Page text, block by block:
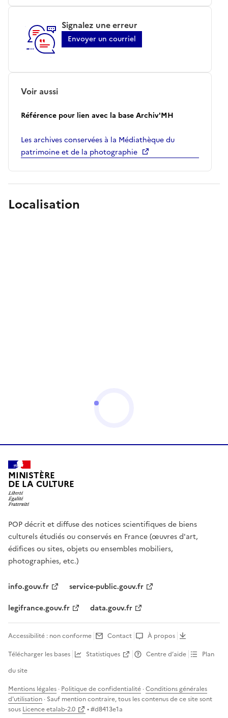
Signalez une erreur
Envoyer un courriel
Voir aussi
Référence pour lien avec la base Archiv'MH
Les archives conservées à la Médiathèque du
patrimoine et de la photographie
Localisation
MINISTÈRE
DE LA CULTURE
POP décrit et diffuse des notices scientifiques de biens
culturels étudiés ou conservés en France (œuvres d'art,
édifices ou sites, objets ou ensembles mobiliers,
photographies, etc.)
info.gouv.fr
service-public.gouv.fr
legifrance.gouv.fr
data.gouv.fr
Accessibilité : non conforme Contact
À propos
Télécharger les bases
Statistiques Centre d’aide
Plan
du site
Mentions légales · Politique de confidentialité ·Conditions générales
d'utilisation · Sauf mention contraire, tous les contenus de ce site sont
sous Licence etalab-2.0 • #d8413e1a